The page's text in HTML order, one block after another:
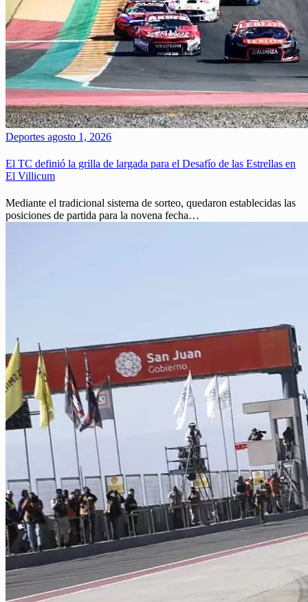
Deportes agosto 1, 2026
El TC definió la grilla de largada para el Desafío de las Estrellas en
El Villicum
Mediante el tradicional sistema de sorteo, quedaron establecidas las
posiciones de partida para la novena fecha…